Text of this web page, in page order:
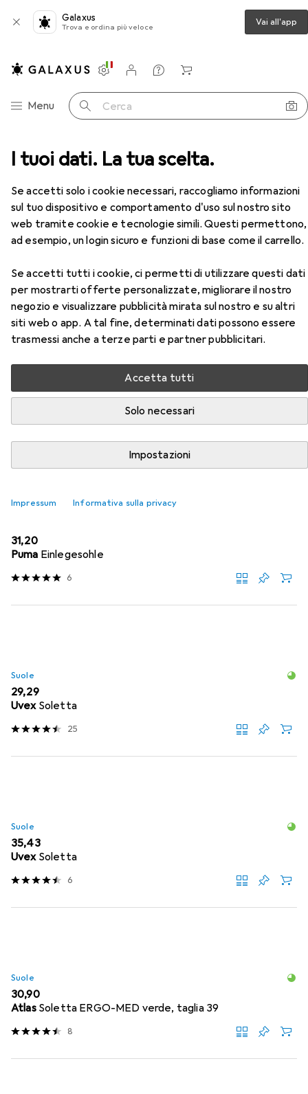
I tuoi dati. La tua scelta.
Se accetti solo i cookie necessari, raccogliamo informazioni
sul tuo dispositivo e comportamento d'uso sul nostro sito
web tramite cookie e tecnologie simili. Questi permettono,
ad esempio, un login sicuro e funzioni di base come il carrello.
Se accetti tutti i cookie, ci permetti di utilizzare questi dati
per mostrarti offerte personalizzate, migliorare il nostro
negozio e visualizzare pubblicità mirata sul nostro e su altri
siti web o app. A tal fine, determinati dati possono essere
trasmessi anche a terze parti e partner pubblicitari.
Accetta tutti
Solo necessari
Impostazioni
Impressum Informativa sulla privacy
Galaxus
Trova e ordina più veloce Vai all'app
Categoria Navigazione
Menu Cerca
Impostazioni
Conto cliente
Liste di confronto
Liste dei desideri
Carrello
Scarpe da lavoro Jalas Sandalo di sicurezza S1
EUR
176,73
Sandalo di sicurezza S1
11 dimensioni
Accessori per Jalas Sandalo di
sicurezza S1
Qui trovi accessori adatti per il prodotto Jalas Sandalo di
sicurezza S1 della categoria Suole.
Popolare Jalas
EUR
31,20
Puma Einlegesohle
6
Suole
EUR
29,29
Uvex Soletta
25
Suole
EUR
35,43
Uvex Soletta
6
Suole
EUR
30,90
Atlas Soletta ERGO-MED verde, taglia 39
8